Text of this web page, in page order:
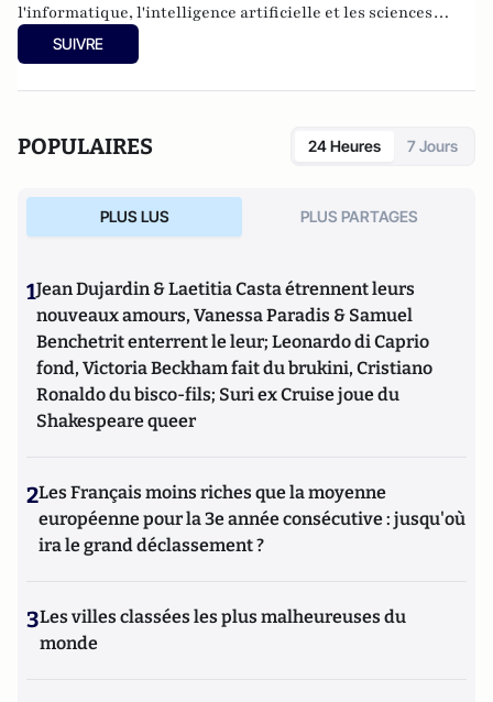
l'informatique, l'intelligence artificielle et les sciences
cognitives. Il poursuit des recherches au sein du
le
du pôle IA où il anime l'équipe
SUIVRE
POPULAIRES 24 Heures 7 Jours
PLUS LUS PLUS PARTAGES
1Jean Dujardin & Laetitia Casta étrennent leurs
nouveaux amours, Vanessa Paradis & Samuel
Benchetrit enterrent le leur; Leonardo di Caprio
fond, Victoria Beckham fait du brukini, Cristiano
Ronaldo du bisco-fils; Suri ex Cruise joue du
Shakespeare queer
2Les Français moins riches que la moyenne
européenne pour la 3e année consécutive : jusqu'où
ira le grand déclassement ?
3Les villes classées les plus malheureuses du
monde